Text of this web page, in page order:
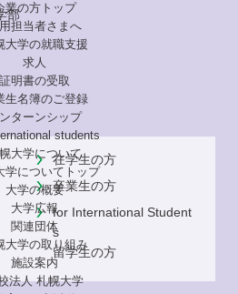
業の方トップ
担当者さまへ
大学の就職支援
求人
証明書の受取
生名簿のご登録
ターンシップ
students
大学について
学についてトップ
大学の概要
大学広報
関連団体
大学の取り組み
施設案内
法人 札幌大学
部
在学生の方
卒業生の方
for International Student
s
留学生の方